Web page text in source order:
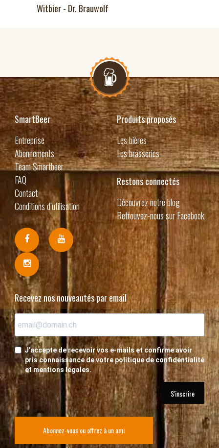
Witbier - Dr. Brauwolf
SmartBeer
Entreprise
Abonnements
Team Smartbeer
FAQ
Contact
Conditions d’utilisation
Produits proposés
Les bières
Les brasseries
Restons connectés
Découvrez notre blog
Retrouvez-nous sur Facebook
Recevez nos nouveautés par email
J'accepte de recevoir vos e-mails et confirme avoir
pris connaissance de votre politique de confidentialité
et mentions légales.
S'inscrire
Abonnez-vous ou offrez à un ami